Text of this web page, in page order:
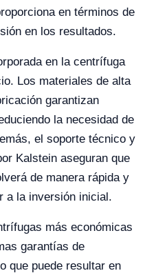
en términos de
en los resultados.
en la centrífuga
Los materiales de alta
garantizan
la necesidad de
el soporte técnico y
Kalstein aseguran que
de manera rápida y
a la inversión inicial.
más económicas
garantías de
que puede resultar en